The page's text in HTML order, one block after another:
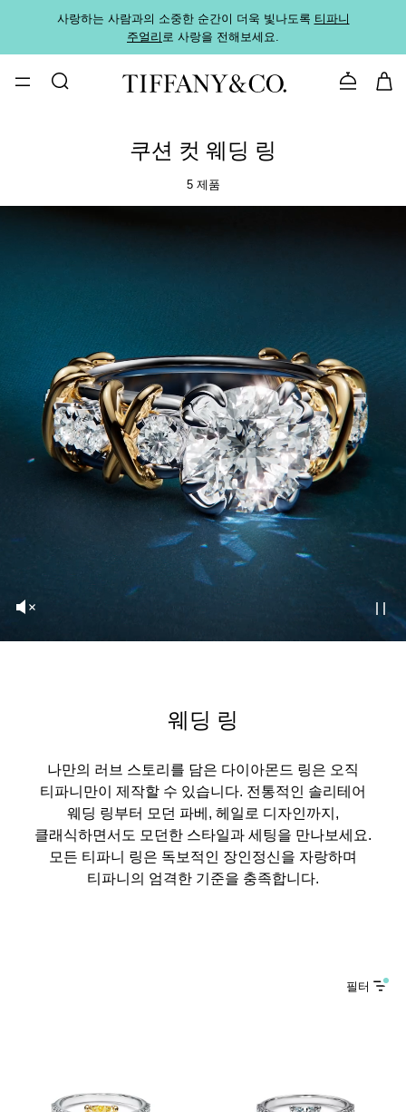
사랑하는 사람과의 소중한 순간이 더욱 빛나도록 티파니
주얼리로 사랑을 전해보세요.
문의하기
쿠션 컷 웨딩 링
5 제품
웨딩 링
나만의 러브 스토리를 담은 다이아몬드 링은 오직
티파니만이 제작할 수 있습니다. 전통적인 솔리테어
웨딩 링부터 모던 파베, 헤일로 디자인까지,
클래식하면서도 모던한 스타일과 세팅을 만나보세요.
모든 티파니 링은 독보적인 장인정신을 자랑하며
티파니의 엄격한 기준을 충족합니다.
필터